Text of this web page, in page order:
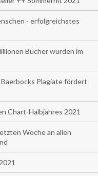
- erfolgreichstes
Bücher wurden im
Plagiate fördert
Chart-Halbjahres 2021
Woche an allen